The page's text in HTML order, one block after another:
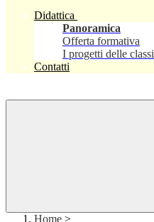
Didattica
Panoramica
Offerta formativa
I progetti delle classi
Contatti
Home >